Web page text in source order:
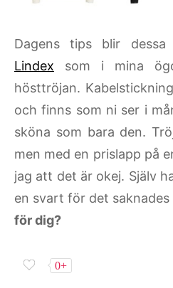
Dagens tips blir
Lindex som i mina
hösttröjan.
och finns som ni ser i
sköna som bara den.
men med en prislapp på
jag att det är okej. Själv
en svart för det
för dig?
0+